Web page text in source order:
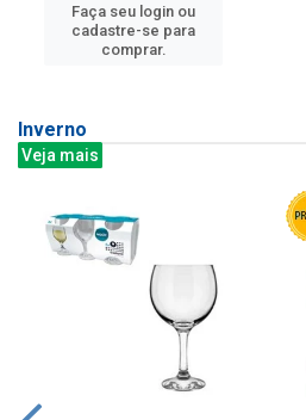
Faça seu login ou
cadastre-se para
comprar.
Inverno
Veja mais